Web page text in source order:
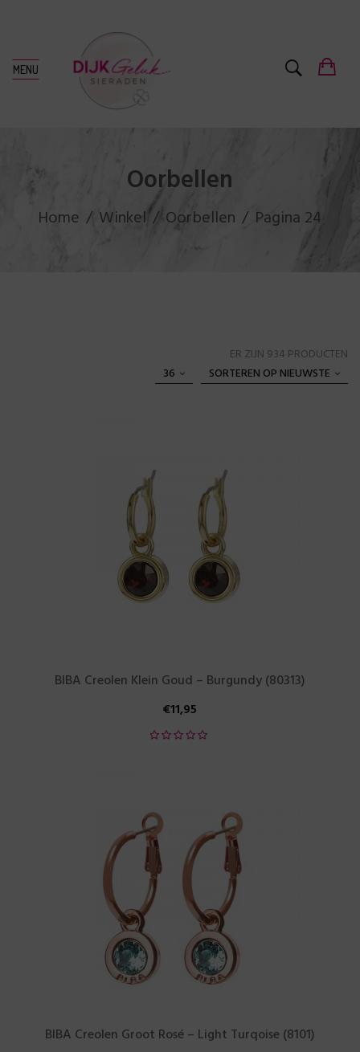
MENU
Oorbellen
Home Winkel Oorbellen Pagina 24
ER ZIJN 934 PRODUCTEN
SORTEREN OP NIEUWSTE
36
BIBA Creolen Klein Goud – Burgundy (80313)
€11,95
BIBA Creolen Groot Rosé – Light Turqoise (8101)